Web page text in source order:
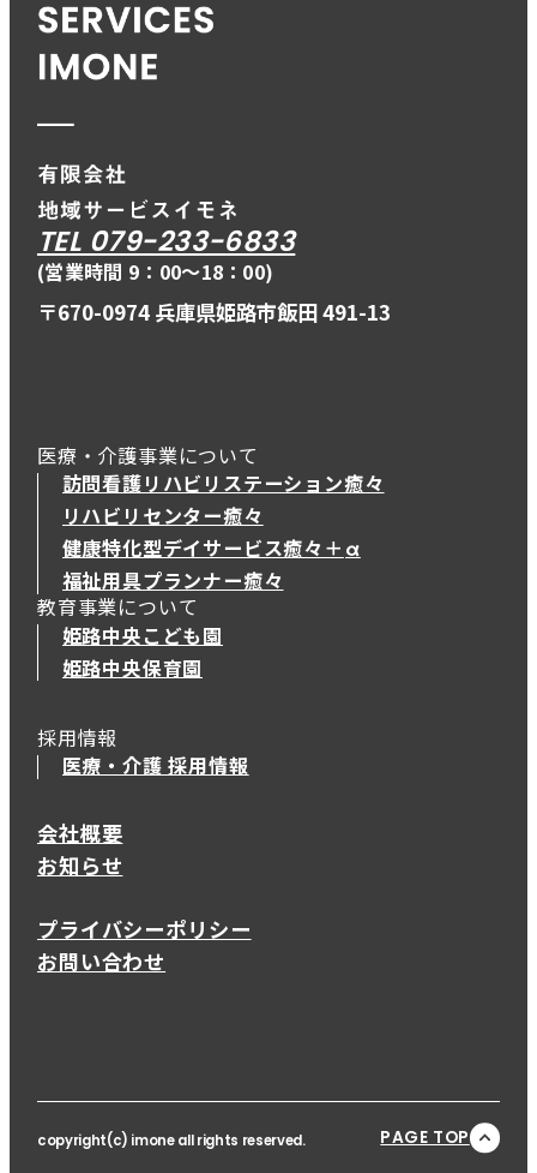
TEL 079-233-6833
(営業時間 9：00〜18：00)
〒670-0974 兵庫県姫路市飯田 491-13
医療・介護事業について
訪問看護リハビリステーション癒々
リハビリセンター癒々
健康特化型デイサービス癒々＋ α
健康特化型デイサービス癒々＋
福祉用具プランナー癒々
教育事業について
姫路中央こども園
姫路中央保育園
採用情報
医療・介護 採用情報
会社概要
お知らせ
プライバシーポリシー
お問い合わせ
copyright(c) imone all rights reserved. PAGE TOP